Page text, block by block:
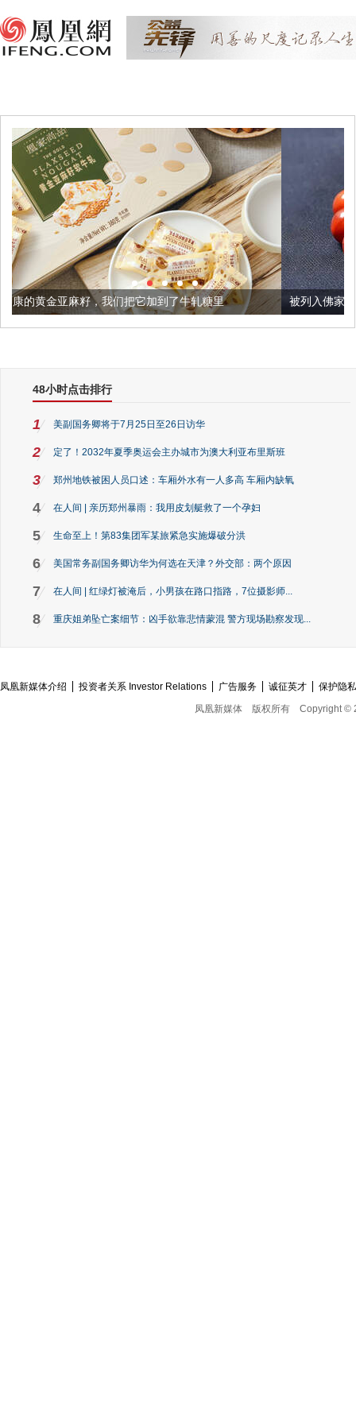
把它加到了牛轧糖里 被列入佛家七宝的它到底有多美？
48小时点击排行
1 美副国务卿将于7月25日至26日访华
2 定了！2032年夏季奥运会主办城市为澳大利亚布里斯班
3 郑州地铁被困人员口述：车厢外水有一人多高 车厢内缺氧
4 在人间 | 亲历郑州暴雨：我用皮划艇救了一个孕妇
5 生命至上！第83集团军某旅紧急实施爆破分洪
6 美国常务副国务卿访华为何选在天津？外交部：两个原因
7 在人间 | 红绿灯被淹后，小男孩在路口指路，7位摄影师...
8 重庆姐弟坠亡案细节：凶手欲靠悲情蒙混 警方现场勘察发现...
凤凰新媒体介绍 投资者关系 Investor Relations 广告服务 诚征英才
保护隐
凤凰新媒体
版权所有 Copyright ©